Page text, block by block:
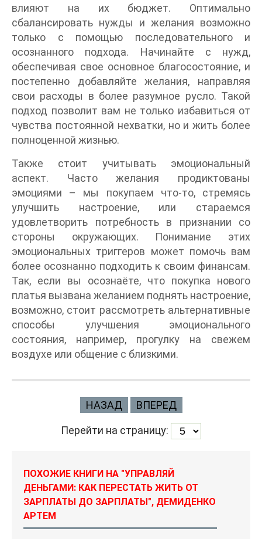
влияют на их бюджет. Оптимально
сбалансировать нужды и желания возможно
только с помощью последовательного и
осознанного подхода. Начинайте с нужд,
обеспечивая свое основное благосостояние, и
постепенно добавляйте желания, направляя
свои расходы в более разумное русло. Такой
подход позволит вам не только избавиться от
чувства постоянной нехватки, но и жить более
полноценной жизнью.
Также стоит учитывать эмоциональный
аспект. Часто желания продиктованы
эмоциями – мы покупаем что-то, стремясь
улучшить настроение, или стараемся
удовлетворить потребность в признании со
стороны окружающих. Понимание этих
эмоциональных триггеров может помочь вам
более осознанно подходить к своим финансам.
Так, если вы осознаёте, что покупка нового
платья вызвана желанием поднять настроение,
возможно, стоит рассмотреть альтернативные
способы улучшения эмоционального
состояния, например, прогулку на свежем
воздухе или общение с близкими.
НАЗАД ВПЕРЕД
Перейти на страницу:
ПОХОЖИЕ КНИГИ НА "УПРАВЛЯЙ
ДЕНЬГАМИ: КАК ПЕРЕСТАТЬ ЖИТЬ ОТ
ЗАРПЛАТЫ ДО ЗАРПЛАТЫ", ДЕМИДЕНКО
АРТЕМ